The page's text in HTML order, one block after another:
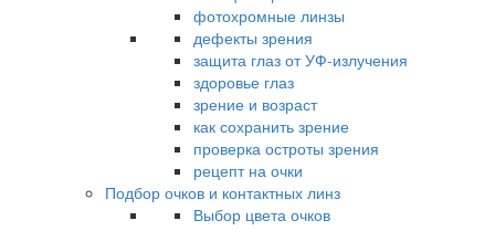
фотохромные линзы
дефекты зрения
защита глаз от УФ-излучения
здоровье глаз
зрение и возраст
как сохранить зрение
проверка остроты зрения
рецепт на очки
Подбор очков и контактных линз
Выбор цвета очков